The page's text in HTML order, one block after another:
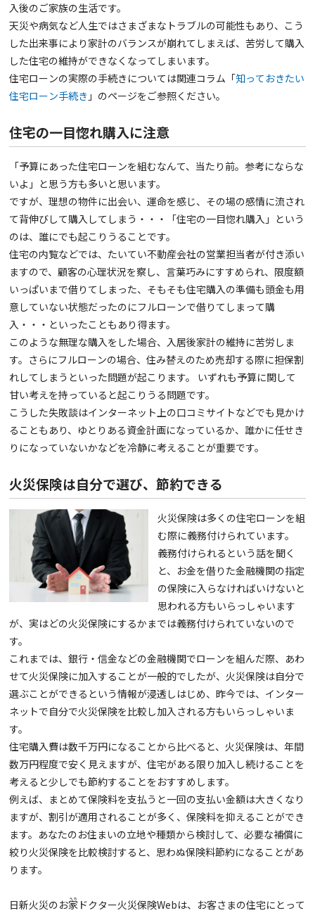
入後のご家族の生活です。
天災や病気など人生ではさまざまなトラブルの可能性もあり、こう
した出来事により家計のバランスが崩れてしまえば、苦労して購入
した住宅の維持ができなくなってしまいます。
住宅ローンの実際の手続きについては関連コラム「知っておきたい
住宅ローン手続き 」のページをご参照ください。
住宅の一目惚れ購入に注意
「予算にあった住宅ローンを組むなんて、当たり前。参考にならな
いよ」と思う方も多いと思います。
ですが、理想の物件に出会い、運命を感じ、その場の感情に流され
て背伸びして購入してしまう・・・「住宅の一目惚れ購入」という
のは、誰にでも起こりうることです。
住宅の内覧などでは、たいてい不動産会社の営業担当者が付き添い
ますので、顧客の心理状況を察し、言葉巧みにすすめられ、限度額
いっぱいまで借りてしまった、そもそも住宅購入の準備も頭金も用
意していない状態だったのにフルローンで借りてしまって購
入・・・といったこともあり得ます。
このような無理な購入をした場合、入居後家計の維持に苦労しま
す。さらにフルローンの場合、住み替えのため売却する際に担保割
れしてしまうといった問題が起こります。 いずれも予算に関して
甘い考えを持っていると起こりうる問題です。
こうした失敗談はインターネット上の口コミサイトなどでも見かけ
ることもあり、ゆとりある資金計画になっているか、誰かに任せき
りになっていないかなどを冷静に考えることが重要です。
火災保険は自分で選び、節約できる
火災保険は多くの住宅ローンを組
む際に義務付けられています。
義務付けられるという話を聞く
と、お金を借りた金融機関の指定
の保険に入らなければいけないと
思われる方もいらっしゃいます
が、実はどの火災保険にするかまでは義務付けられていないので
す。
これまでは、銀行・信金などの金融機関でローンを組んだ際、あわ
せて火災保険に加入することが一般的でしたが、火災保険は自分で
選ぶことができるという情報が浸透しはじめ、昨今では、インター
ネットで自分で火災保険を比較し加入される方もいらっしゃいま
す。
住宅購入費は数千万円になることから比べると、火災保険は、年間
数万円程度で安く見えますが、住宅がある限り加入し続けることを
考えると少しでも節約することをおすすめします。
例えば、まとめて保険料を支払うと一回の支払い金額は大きくなり
ますが、割引が適用されることが多く、保険料を抑えることができ
ます。あなたのお住まいの立地や種類から検討して、必要な補償に
絞り火災保険を比較検討すると、思わぬ保険料節約になることがあ
ります。
日新火災のお家 ドクター火災保険Webは、お客さまの住宅にとって